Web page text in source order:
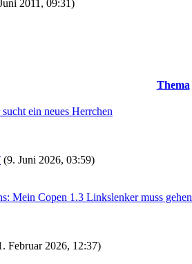
2011, 09:31)
Thema
ein neues Herrchen
(9. Juni 2026, 03:59)
Mein Copen 1.3 Linkslenker muss gehen
Februar 2026, 12:37)